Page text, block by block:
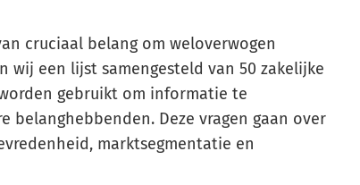
cruciaal belang om weloverwogen
wij een lijst samengesteld van 50 zakelijke
gebruikt om informatie te
belanghebbenden. Deze vragen gaan over
marktsegmentatie en